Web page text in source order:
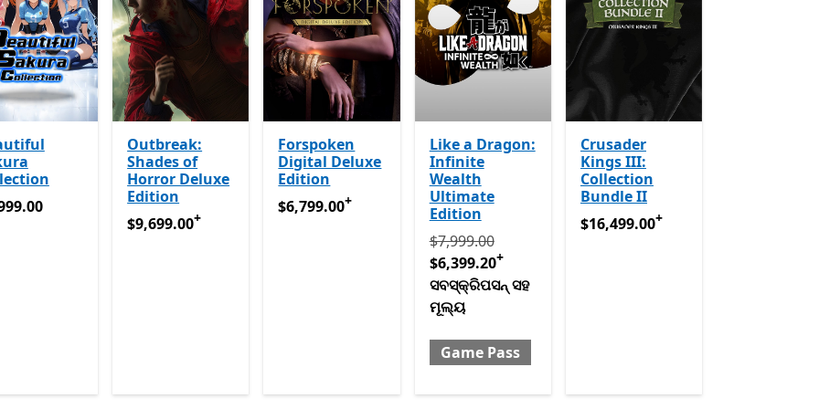
Outbreak:
Shades of
Horror Deluxe
Edition
$9,699.00ଆପ୍ ରେ କ୍ରୟଗୁଡ଼ିକରେ ଥିବା ଅଫର୍ ଗୁଡ଼ିକ
$9,699.00+
Forspoken
Digital Deluxe
Edition
$6,799.00ଆପ୍ ରେ କ୍ରୟଗୁଡ଼ିକରେ ଥିବା ଅଫର୍ ଗୁଡ଼ିକ
$6,799.00+
Like a Dragon:
Infinite
Wealth
Ultimate
Edition
ପ୍ରକୃତରେ $7,999.00 ବର୍ତ୍ତମାନ $6,399.20 ସବସ୍କ୍ରିପସନ୍ ସହ
$7,999.00
$6,399.20+
ସବସ୍କ୍ରିପସନ୍ ସହ
ମୂଲ୍ୟ
Game Pass
Crusader
Kings III:
Collection
Bundle II
$16,499.00ଆପ୍ ରେ କ୍ରୟଗୁଡ଼ିକରେ
$16,499.00+